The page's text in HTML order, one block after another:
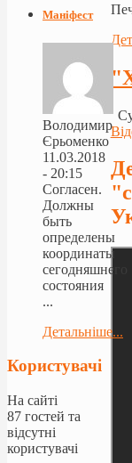
Маніфест
Володимир
Єрьоменко
11.03.2018
- 20:15
Согласен.
Должны
быть
определены
координаты
сегодняшнего
состояния
...
Детальніше...
Користувачі
На сайті
87 гостей та
відсутні
користувачі